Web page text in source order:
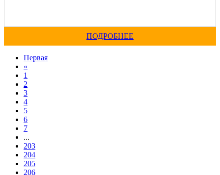
ПОДРОБНЕЕ
Первая
«
1
2
3
4
5
6
7
...
203
204
205
206